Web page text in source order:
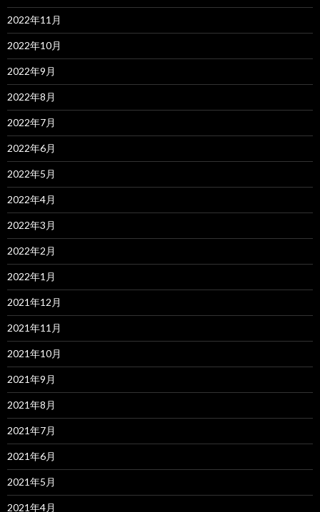
2022年11月
2022年10月
2022年9月
2022年8月
2022年7月
2022年6月
2022年5月
2022年4月
2022年3月
2022年2月
2022年1月
2021年12月
2021年11月
2021年10月
2021年9月
2021年8月
2021年7月
2021年6月
2021年5月
2021年4月